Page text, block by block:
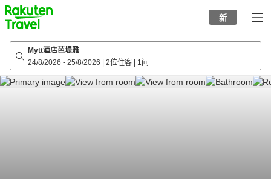
to
top
page
新
Mytt酒店芭堤雅
24/8/2026 - 25/8/2026 2位住客 1间